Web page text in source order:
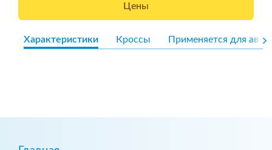
Цены
Характеристики Кроссы Применяется для авто